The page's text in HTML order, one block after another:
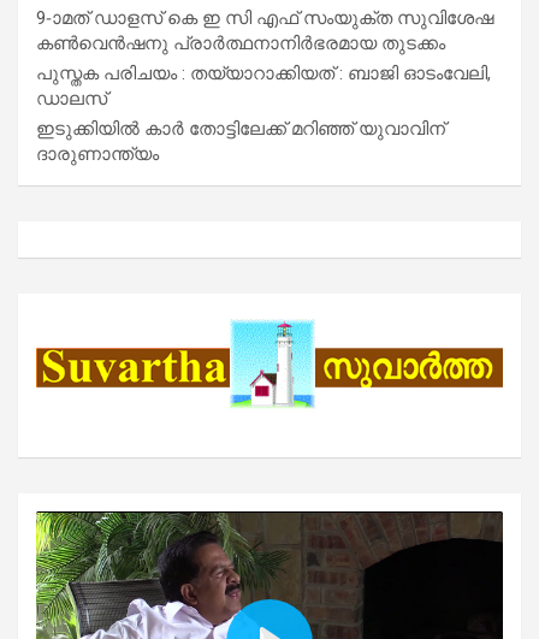
9-ാമത് ഡാളസ് കെ ഇ സി എഫ് സംയുക്ത സുവിശേഷ
കൺവെൻഷനു പ്രാർത്ഥനാനിർഭരമായ തുടക്കം
പുസ്തക പരിചയം : തയ്യാറാക്കിയത് : ബാജി ഓടംവേലി,
ഡാലസ്
ഇടുക്കിയിൽ കാർ തോട്ടിലേക്ക് മറിഞ്ഞ് യുവാവിന്
ദാരുണാന്ത്യം